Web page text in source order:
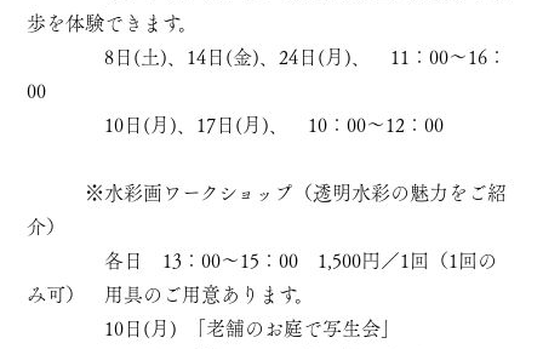
歩を体験できます。
8日(土)、14日(金)、24日(月)、 11：00～16：
00
10日(月)、17日(月)、 10：00～12：00
※水彩画ワークショップ（透明水彩の魅力をご紹
介）
各日 13：00～15：00 1,500円／1回（1回の
み可） 用具のご用意あります。
10日(月) ｢老舗のお庭で写生会｣